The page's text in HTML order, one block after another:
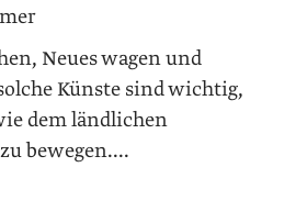
Neues wagen und
Künste sind wichtig,
dem ländlichen
bewegen....